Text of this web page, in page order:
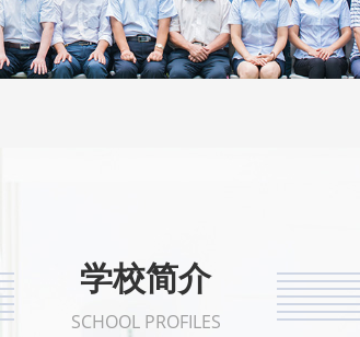
学校简介
SCHOOL PROFILES